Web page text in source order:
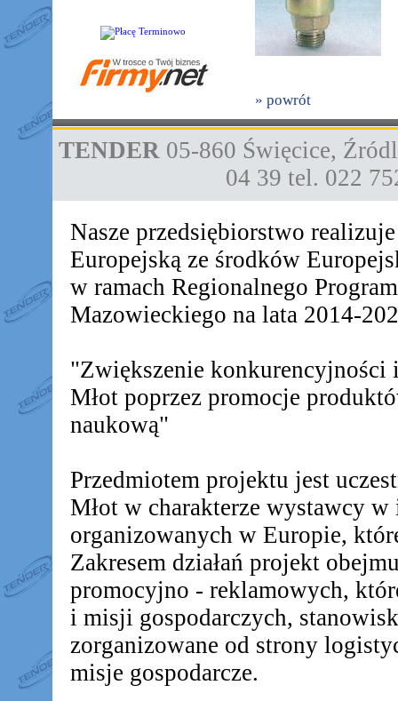
» powrót
TENDER 05-860 Święcice,
04 39 tel. 022
Nasze przedsiębiorstwo
Europejską ze środków
w ramach Regionalnego
Mazowieckiego na lata 2014-
"Zwiększenie
Młot poprzez promocje
naukową"
Przedmiotem projektu jest
Młot w charakterze wystawcy
organizowanych w Europie,
Zakresem działań projekt
promocyjno - reklamowych,
i misji gospodarczych,
zorganizowane od strony
misje gospodarcze.